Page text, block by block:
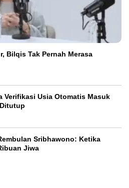
Bilqis Tak Pernah Merasa
Verifikasi Usia Otomatis Masuk
Sribhawono: Ketika
Jiwa